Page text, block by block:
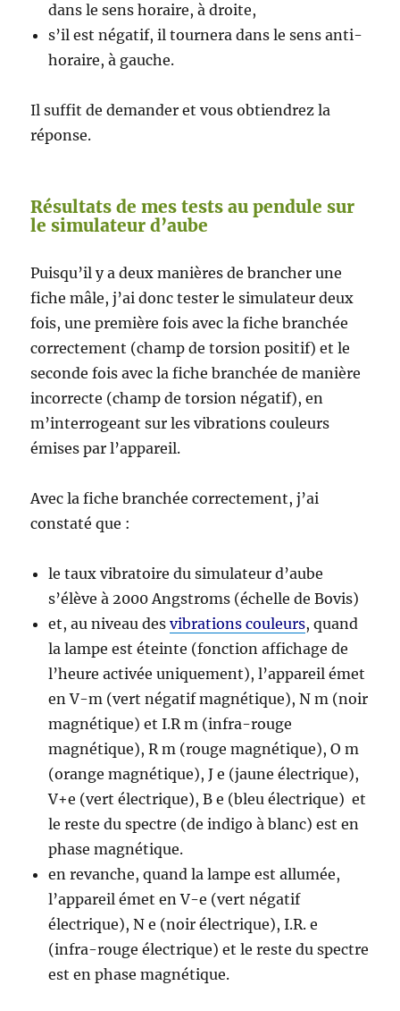
dans le sens horaire, à droite,
s’il est négatif, il tournera dans le sens anti-
horaire, à gauche.
Il suffit de demander et vous obtiendrez la
réponse.
Résultats de mes tests au pendule sur
le simulateur d’aube
Puisqu’il y a deux manières de brancher une
fiche mâle, j’ai donc tester le simulateur deux
fois, une première fois avec la fiche branchée
correctement (champ de torsion positif) et le
seconde fois avec la fiche branchée de manière
incorrecte (champ de torsion négatif), en
m’interrogeant sur les vibrations couleurs
émises par l’appareil.
Avec la fiche branchée correctement, j’ai
constaté que :
le taux vibratoire du simulateur d’aube
s’élève à 2000 Angstroms (échelle de Bovis)
et, au niveau desvibrations couleurs, quand
la lampe est éteinte (fonction affichage de
l’heure activée uniquement), l’appareil émet
en V-m (vert négatif magnétique), N m (noir
magnétique) et I.R m (infra-rouge
magnétique), R m (rouge magnétique), O m
(orange magnétique), J e (jaune électrique),
V+e (vert électrique), B e (bleu électrique) et
le reste du spectre (de indigo à blanc) est en
phase magnétique.
en revanche, quand la lampe est allumée,
l’appareil émet en V-e (vert négatif
électrique), N e (noir électrique), I.R. e
(infra-rouge électrique) et le reste du spectre
est en phase magnétique.